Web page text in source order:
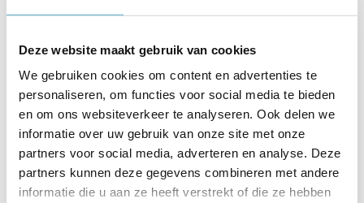
Deze website maakt gebruik van cookies
We gebruiken cookies om content en advertenties te
personaliseren, om functies voor social media te bieden
en om ons websiteverkeer te analyseren. Ook delen we
informatie over uw gebruik van onze site met onze
partners voor social media, adverteren en analyse. Deze
partners kunnen deze gegevens combineren met andere
informatie die u aan ze heeft verstrekt of die ze hebben
De Megano spotserie van Artdelight:
Strak design.
Ontdek de Artdelight Megano spots: moderne richtbare
plafondspots en wandspots in zwart, wit, champagne,
goud en brons. Geschikt voor ...
Lees meer